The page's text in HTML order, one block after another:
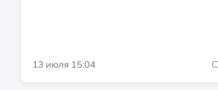
13 июля 15:04